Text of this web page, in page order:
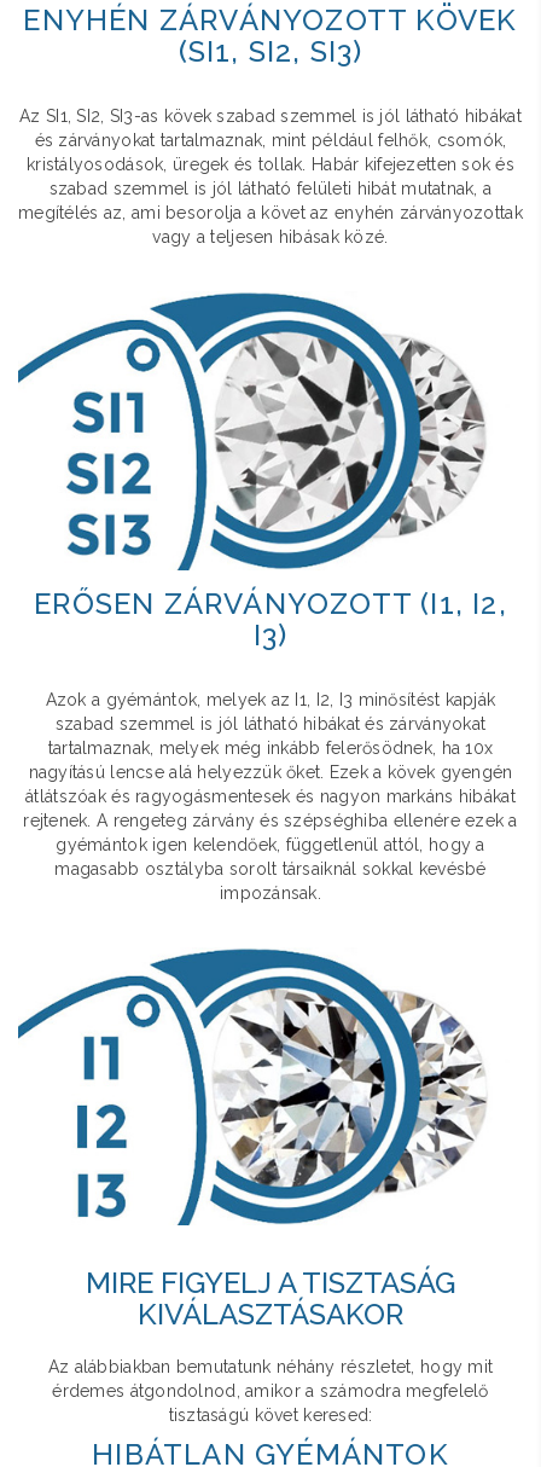
ENYHÉN ZÁRVÁNYOZOTT KÖVEK
(SI1, SI2, SI3)
Az SI1, SI2, SI3-as kövek szabad szemmel is jól látható hibákat
és zárványokat tartalmaznak, mint például felhők, csomók,
kristályosodások, üregek és tollak. Habár kifejezetten sok és
szabad szemmel is jól látható felületi hibát mutatnak, a
megítélés az, ami besorolja a követ az enyhén zárványozottak
vagy a teljesen hibásak közé.
ERŐSEN ZÁRVÁNYOZOTT (I1, I2,
I3)
Azok a gyémántok, melyek az I1, I2, I3 minősítést kapják
szabad szemmel is jól látható hibákat és zárványokat
tartalmaznak, melyek még inkább felerősödnek, ha 10x
nagyítású lencse alá helyezzük őket. Ezek a kövek gyengén
átlátszóak és ragyogásmentesek és nagyon markáns hibákat
rejtenek. A rengeteg zárvány és szépséghiba ellenére ezek a
gyémántok igen kelendőek, függetlenül attól, hogy a
magasabb osztályba sorolt társaiknál sokkal kevésbé
impozánsak.
MIRE FIGYELJ A TISZTASÁG
KIVÁLASZTÁSAKOR
Az alábbiakban bemutatunk néhány részletet, hogy mit
érdemes átgondolnod, amikor a számodra megfelelő
tisztaságú követ keresed:
HIBÁTLAN GYÉMÁNTOK